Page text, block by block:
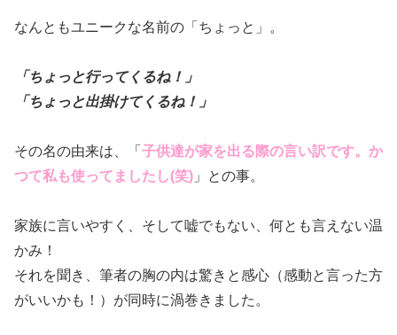
なんともユニークな名前の「ちょっと」。
「ちょっと行ってくるね！」
「ちょっと出掛けてくるね！」
その名の由来は、「 子供達が家を出る際の言い訳です。か
つて私も使ってましたし(笑) 」との事。
家族に言いやすく、そして嘘でもない、何とも言えない温
かみ！
それを聞き、筆者の胸の内は驚きと感心（感動と言った方
がいいかも！）が同時に渦巻きました。